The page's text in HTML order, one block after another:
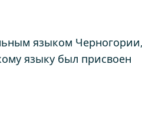
языком
языку был присвоен